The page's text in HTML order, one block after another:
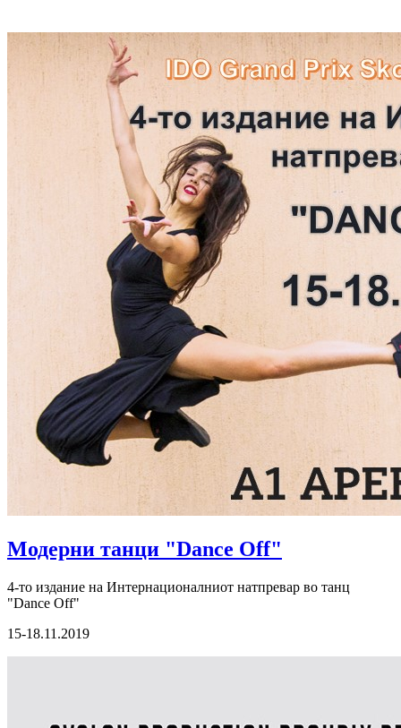
Модерни танци "Dance Off"
4-то издание на Интернационалниот натпревар во танц
"Dance Off"
15-18.11.2019